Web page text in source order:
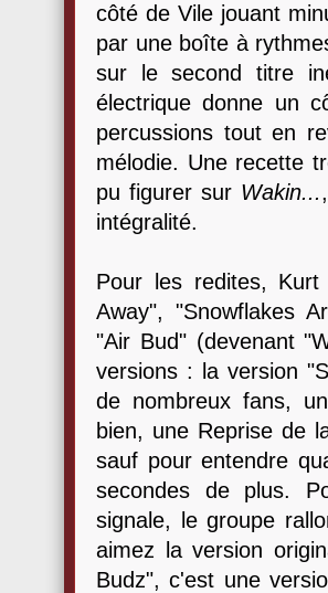
côté de Vile jouant
par une boîte à
sur le second titre
électrique donne un
percussions tout en
mélodie. Une recette
pu figurer sur Wakin...
intégralité.
Pour les redites,
Away", "Snowflakes
"Air Bud" (devenant
versions : la version
de nombreux fans,
bien, une Reprise de
sauf pour entendre
secondes de plus.
signale, le groupe
aimez la version
Budz", c'est une